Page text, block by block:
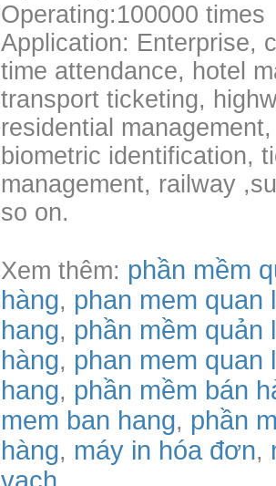
Operating:100000 times
Application: Enterprise,
time attendance, hotel
transport ticketing,
residential
biometric identification,
management, railway
so on.
Xem thêm: phần mềm
hàng, phan mem quan
hang, phần mềm quản
hàng, phan mem quan
hang, phần mềm bán
mem ban hang, phần
hàng, máy in hóa đơn,